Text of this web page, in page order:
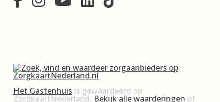
Het Gastenhuis is gewaardeerd op
ZorgkaartNederland. Bekijk alle waarderingen of